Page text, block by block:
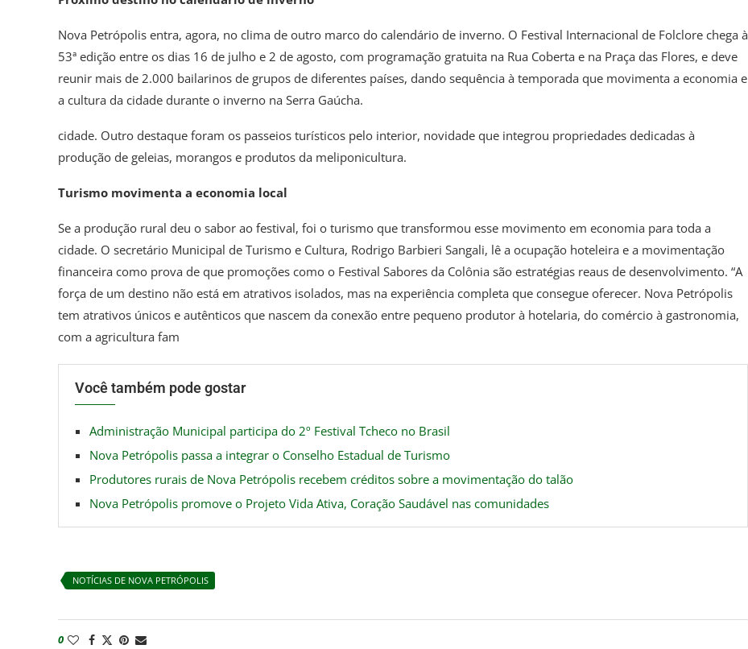
Nova Petrópolis entra, agora, no clima de outro marco do calendário de inverno. O Festival Internacional de Folclore chega à
53ª edição entre os dias 16 de julho e 2 de agosto, com programação gratuita na Rua Coberta e na Praça das Flores, e deve
reunir mais de 2.000 bailarinos de grupos de diferentes países, dando sequência à temporada que movimenta a economia e
a cultura da cidade durante o inverno na Serra Gaúcha.
cidade. Outro destaque foram os passeios turísticos pelo interior, novidade que integrou propriedades dedicadas à
produção de geleias, morangos e produtos da meliponicultura.
Turismo movimenta a economia local
Se a produção rural deu o sabor ao festival, foi o turismo que transformou esse movimento em economia para toda a
cidade. O secretário Municipal de Turismo e Cultura, Rodrigo Barbieri Sangali, lê a ocupação hoteleira e a movimentação
financeira como prova de que promoções como o Festival Sabores da Colônia são estratégias reaus de desenvolvimento. “A
força de um destino não está em atrativos isolados, mas na experiência completa que consegue oferecer. Nova Petrópolis
tem atrativos únicos e autênticos que nascem da conexão entre pequeno produtor à hotelaria, do comércio à gastronomia,
com a agricultura fam
Você também pode gostar
Administração Municipal participa do 2º Festival Tcheco no Brasil
Nova Petrópolis passa a integrar o Conselho Estadual de Turismo
Produtores rurais de Nova Petrópolis recebem créditos sobre a movimentação do talão
Nova Petrópolis promove o Projeto Vida Ativa, Coração Saudável nas comunidades
NOTÍCIAS DE NOVA PETRÓPOLIS
0